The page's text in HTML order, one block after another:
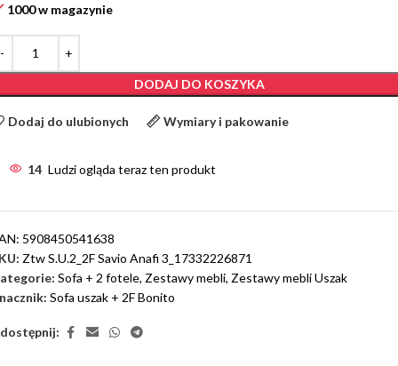
1000 w magazynie
DODAJ DO KOSZYKA
Dodaj do ulubionych Wymiary i pakowanie
14 Ludzi ogląda teraz ten produkt
5908450541638
Ztw S.U.2_2F Savio Anafi 3_17332226871
Sofa + 2 fotele, Zestawy mebli, Zestawy mebli Uszak
Sofa uszak + 2F Bonito